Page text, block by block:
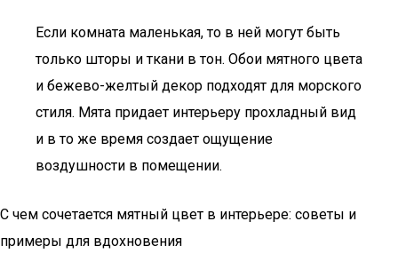
Если комната маленькая, то в ней могут быть
только шторы и ткани в тон. Обои мятного цвета
и бежево-желтый декор подходят для морского
стиля. Мята придает интерьеру прохладный вид
и в то же время создает ощущение
воздушности в помещении.
С чем сочетается мятный цвет в интерьере: советы и
примеры для вдохновения